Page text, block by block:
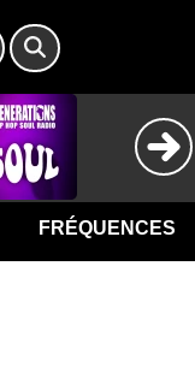
FRÉQUENCES